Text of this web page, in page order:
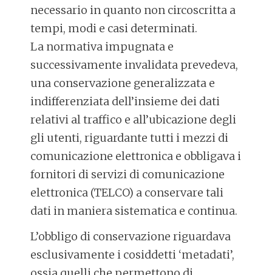
necessario in quanto non circoscritta a
tempi, modi e casi determinati.
La normativa impugnata e
successivamente invalidata prevedeva,
una conservazione generalizzata e
indifferenziata dell’insieme dei dati
relativi al traffico e all’ubicazione degli
gli utenti, riguardante tutti i mezzi di
comunicazione elettronica e obbligava i
fornitori di servizi di comunicazione
elettronica (TELCO) a conservare tali
dati in maniera sistematica e continua.
L’obbligo di conservazione riguardava
esclusivamente i cosiddetti ‘metadati’,